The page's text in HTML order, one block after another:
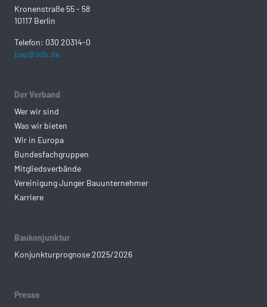
Kronenstraße 55 - 58
10117 Berlin
Telefon: 030 20314-0
bau@zdb.de
Der Verband
Wer wir sind
Was wir bieten
Wir in Europa
Bundesfachgruppen
Mitgliedsverbände
Vereinigung Junger Bauunternehmer
Karriere
Baukonjunktur
Konjunkturprognose 2025/2026
Presse